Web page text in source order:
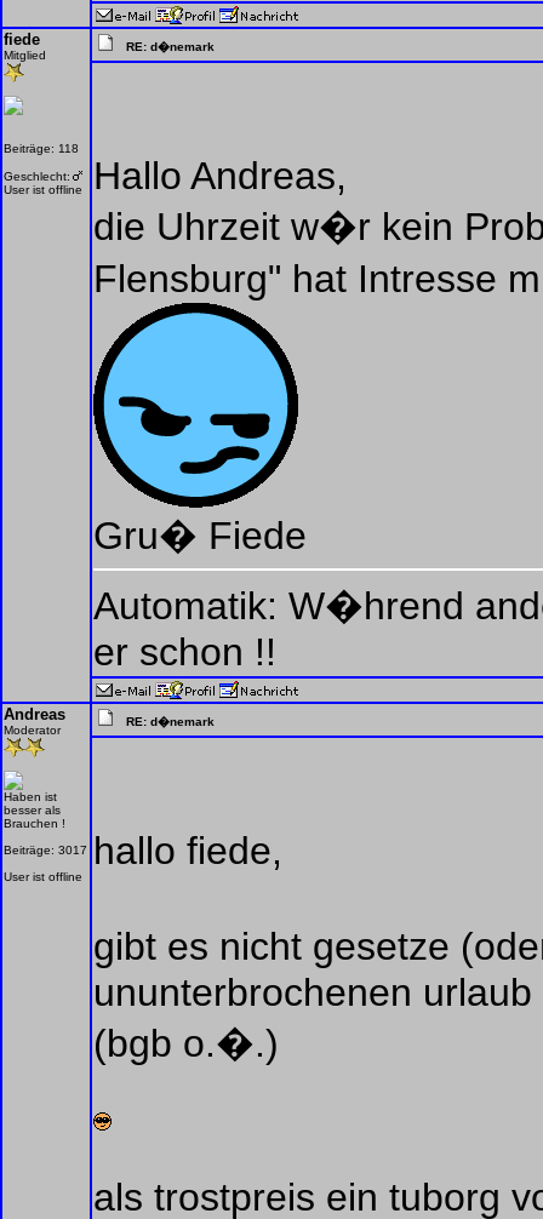
fiede
Mitglied
Beiträge: 118
Geschlecht:
User ist offline
RE: d�nemark
Hallo Andreas,
die Uhrzeit w�r kein
Flensburg" hat Intresse
Gru� Fiede
Automatik: W�hrend
er schon !!
Andreas
Moderator
Haben ist
besser als
Brauchen !
Beiträge: 3017
User ist offline
RE: d�nemark
hallo fiede,
gibt es nicht gesetze
ununterbrochenen
(bgb o.�.)
als trostpreis ein tuborg